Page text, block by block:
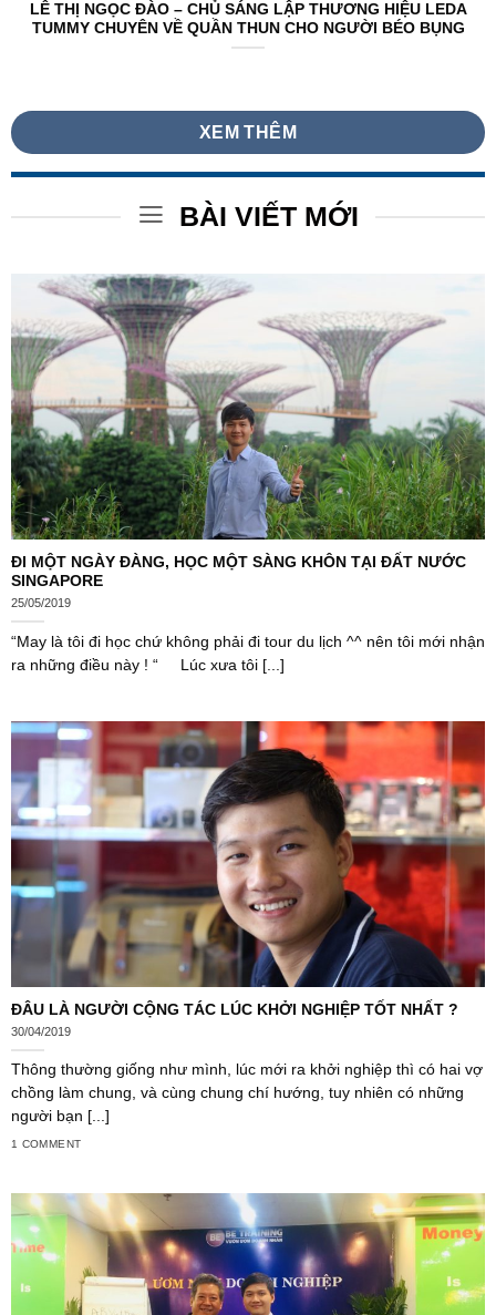
LÊ THỊ NGỌC ĐÀO – CHỦ SÁNG LẬP THƯƠNG HIỆU LEDA
TUMMY CHUYÊN VỀ QUẦN THUN CHO NGƯỜI BÉO BỤNG
XEM THÊM
BÀI VIẾT MỚI
ĐI MỘT NGÀY ĐÀNG, HỌC MỘT SÀNG KHÔN TẠI ĐẤT NƯỚC
SINGAPORE
25/05/2019
“May là tôi đi học chứ không phải đi tour du lịch ^^ nên tôi mới nhận
ra những điều này ! “ Lúc xưa tôi [...]
ĐÂU LÀ NGƯỜI CỘNG TÁC LÚC KHỞI NGHIỆP TỐT NHẤT ?
30/04/2019
Thông thường giống như mình, lúc mới ra khởi nghiệp thì có hai vợ
chồng làm chung, và cùng chung chí hướng, tuy nhiên có những
người bạn [...]
1 COMMENT